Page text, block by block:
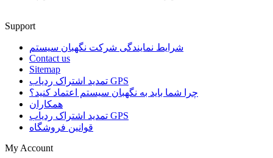
Support
شرایط نمایندگی شرکت نگهبان سیستم
Contact us
Sitemap
تمدید اشتراک ردیاب GPS
چرا شما باید به نگهبان سیستم اعتماد کنید؟
همکاران
تمدید اشتراک ردیاب GPS
قوانین فروشگاه
My Account